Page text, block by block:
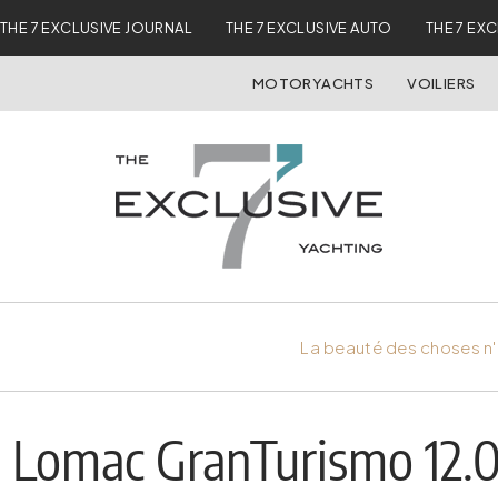
THE 7 EXCLUSIVE JOURNAL THE 7 EXCLUSIVE AUTO THE 7
MOTORYACHTS VOILIERS
La beauté des choses
Lomac GranTurismo